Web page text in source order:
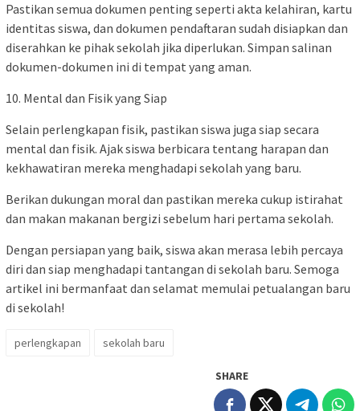
Pastikan semua dokumen penting seperti akta kelahiran, kartu
identitas siswa, dan dokumen pendaftaran sudah disiapkan dan
diserahkan ke pihak sekolah jika diperlukan. Simpan salinan
dokumen-dokumen ini di tempat yang aman.
10. Mental dan Fisik yang Siap
Selain perlengkapan fisik, pastikan siswa juga siap secara
mental dan fisik. Ajak siswa berbicara tentang harapan dan
kekhawatiran mereka menghadapi sekolah yang baru.
Berikan dukungan moral dan pastikan mereka cukup istirahat
dan makan makanan bergizi sebelum hari pertama sekolah.
Dengan persiapan yang baik, siswa akan merasa lebih percaya
diri dan siap menghadapi tantangan di sekolah baru. Semoga
artikel ini bermanfaat dan selamat memulai petualangan baru
di sekolah!
perlengkapan sekolah baru
SHARE